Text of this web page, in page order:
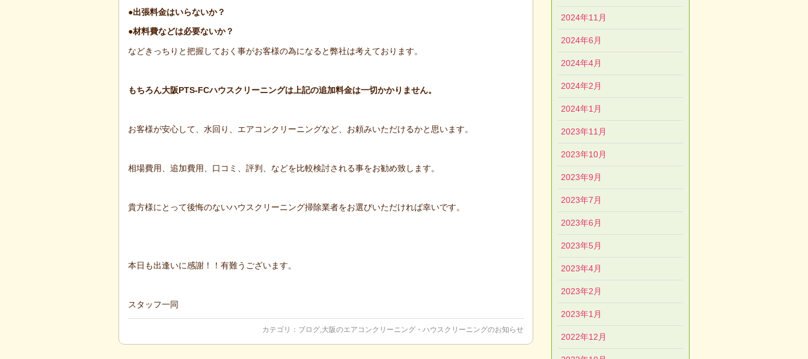
●出張料金はいらないか？
●材料費などは必要ないか？
などきっちりと把握しておく事がお客様の為になると弊社は考えております。
もちろん大阪PTS-FCハウスクリーニングは上記の追加料金は一切かかりません。
お客様が安心して、水回り、エアコンクリーニングなど、お頼みいただけるかと思います。
相場費用、追加費用、口コミ、評判、などを比較検討される事をお勧め致します。
貴方様にとって後悔のないハウスクリーニング掃除業者をお選びいただければ幸いです。
本日も出逢いに感謝！！有難うございます。
スタッフ一同
カテゴリ： ブログ 大阪のエアコンクリーニング・ハウスクリーニングのお知らせ
2024年11月
2024年6月
2024年4月
2024年2月
2024年1月
2023年11月
2023年10月
2023年9月
2023年7月
2023年6月
2023年5月
2023年4月
2023年2月
2023年1月
2022年12月